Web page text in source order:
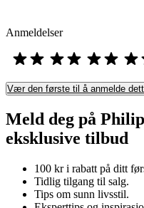
Anmeldelser
Vær den første til å anmelde
Meld deg på
eksklusive tilbud
100 kr i rabatt på ditt
Tidlig tilgang til salg.
Tips om sunn livsstil.